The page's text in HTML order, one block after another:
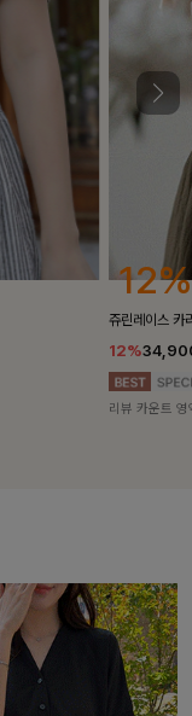
12%
쥬린레이스 카
12%
리뷰 카운트 영